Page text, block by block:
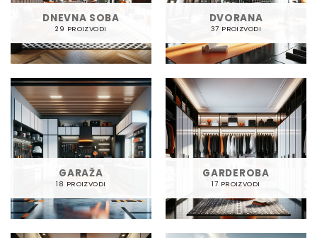
DNEVNA SOBA
29 PROIZVODI
DVORANA
37 PROIZVODI
GARAŽA
18 PROIZVODI
GARDEROBA
17 PROIZVODI